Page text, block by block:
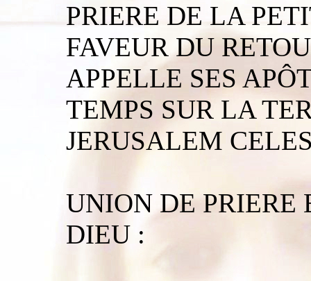
PRIERE DE LA
FAVEUR DU
APPELLE SES
TEMPS SUR LA
JERUSALEM
UNION DE PRIERE
DIEU :